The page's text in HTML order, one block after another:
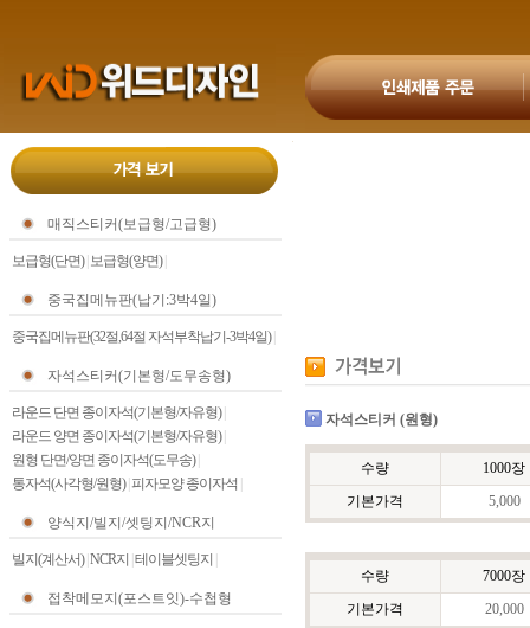
매직스티커(보급형/고급형)
보급형(단면)| 보급형(양면)|
중국집메뉴판(납기:3박4일)
중국집메뉴판(32절,64절 자석부착납기-3박4일)|
자석스티커(기본형/도무송형)
라운드 단면 종이자석(기본형/자유형)|
라운드 양면 종이자석(기본형/자유형)|
원형 단면/양면 종이자석(도무송)|
통자석(사각형/원형)| 피자모양 종이자석
양식지/빌지/셋팅지/NCR지
빌지(계산서)| NCR지 테이블셋팅지
접착메모지(포스트잇)-수첩형
자석스티커 (원형)
수량
1000장
기본가격
5,000
수량
7000장
기본가격
20,000